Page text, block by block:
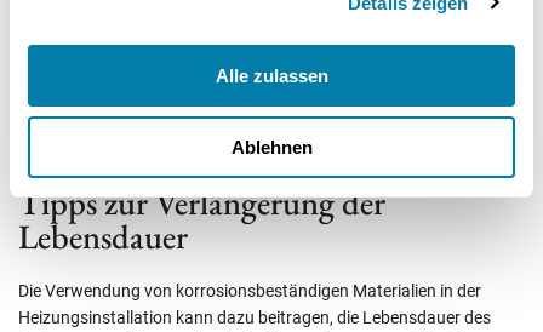
Alle zulassen
Ablehnen
Die Erfahrungen von Hausbesitzern zeigen, dass eine sorgfältige
den Einsatz moderner Technik und Materialien können alte
Heizsysteme wieder auf den neuesten Stand gebracht und ihre
Lebensdauer verlängert werden.
Tipps zur Verlängerung der
Lebensdauer
Die Verwendung von korrosionsbeständigen Materialien in der
Heizungsinstallation kann dazu beitragen, die Lebensdauer des